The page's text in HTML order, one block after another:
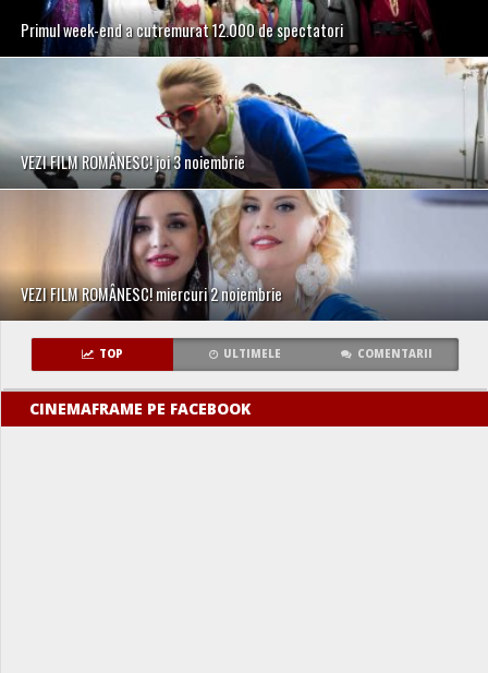
Primul week-end a cutremurat 12.000 de spectatori
VEZI FILM ROMÂNESC! joi 3 noiembrie
VEZI FILM ROMÂNESC! miercuri 2 noiembrie
TOP ULTIMELE COMENTARII
CINEMAFRAME PE FACEBOOK